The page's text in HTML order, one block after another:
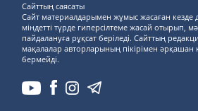
Сайттың саясаты
Сайт материалдарымен жұмыс жасаған кезде
міндетті түрде гиперсілтеме жасай отырып,
пайдалануға рұқсат беріледі. Сайттың
мақалалар авторларының пікірімен әрқашан
бермейді.